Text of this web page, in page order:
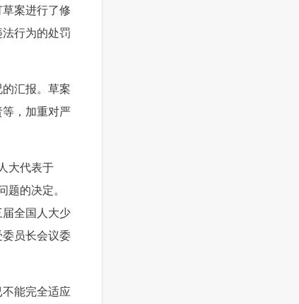
案进行了修
行为的处罚
汇报。草案
，加重对严
大代表于
题的决定。
全国人大少
员长会议委
能完全适应